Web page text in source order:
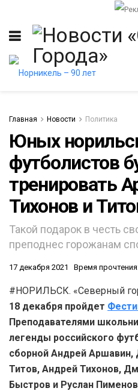
Главная Новости Политика
Юных
футболистов
тренировать
Тихонов и
Такой подарок в честь
преподнес горожанам
17 декабря 2021 Время
#НОРИЛЬСК. «Северный
18 декабря пройдет
Преподавателями
легенды российского
сборной Андрей Аршавин,
Титов, Андрей Тихонов,
Быстров и Руслан